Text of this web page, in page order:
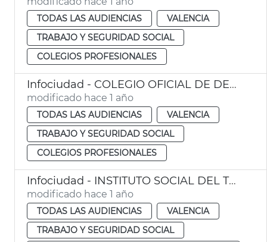
TODAS LAS AUDIENCIAS
VALENCIA
TRABAJO Y SEGURIDAD SOCIAL
COLEGIOS PROFESIONALES
Infociudad - COLEGIO OFICIAL DE DECORADORES Y DISEÑADORES DE INTERIOR DE LA COMUNIDAD VALENCIANA
modificado hace 1 año
TODAS LAS AUDIENCIAS
VALENCIA
TRABAJO Y SEGURIDAD SOCIAL
COLEGIOS PROFESIONALES
Infociudad - INSTITUTO SOCIAL DEL TRABAJO - ISO
modificado hace 1 año
TODAS LAS AUDIENCIAS
VALENCIA
TRABAJO Y SEGURIDAD SOCIAL